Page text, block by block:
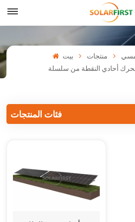
中文
Español
Português
بيت منتجات
فئات المنتجات